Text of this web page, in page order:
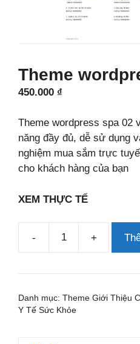
Theme
450.000 ₫
Theme wordpress spa 02
năng đầy đủ, dễ sử dụng
nghiệm mua sắm trực
cho khách hàng của bạn
XEM THỰC TẾ
-
Theme
spa
+
Danh mục: Theme Giới Thiệu
Y Tế Sức Khỏe